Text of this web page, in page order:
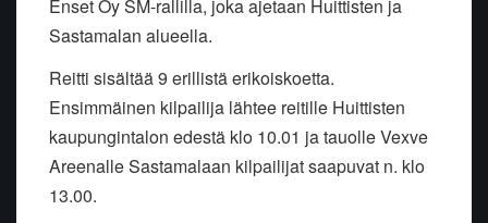
Enset Oy SM-rallilla, joka ajetaan Huittisten ja
Sastamalan alueella.
Reitti sisältää 9 erillistä erikoiskoetta.
Ensimmäinen kilpailija lähtee reitille Huittisten
kaupungintalon edestä klo 10.01 ja tauolle Vexve
Areenalle Sastamalaan kilpailijat saapuvat n. klo
13.00.